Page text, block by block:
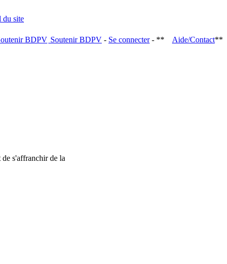
Soutenir BDPV - Se connecter- ** Aide/Contact**
s'affranchir de la